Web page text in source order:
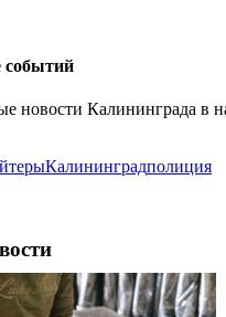
событий
новости Калининграда в
Калининградполиция